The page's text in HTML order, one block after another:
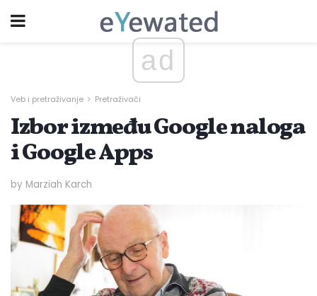
ad
Veb i pretraživanje Pretraživači
Izbor između Google naloga
i Google Apps
by Marziah Karch